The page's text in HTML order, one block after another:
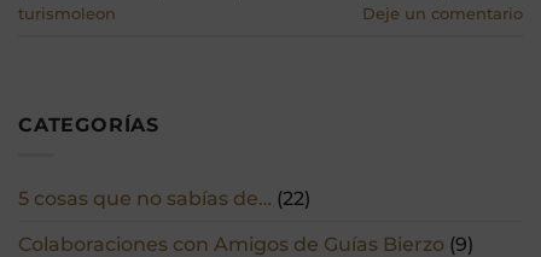
CATEGORÍAS
5 cosas que no sabías de… (22)
Colaboraciones con Amigos de Guías Bierzo (9)
turismoleon
Deje un comentario